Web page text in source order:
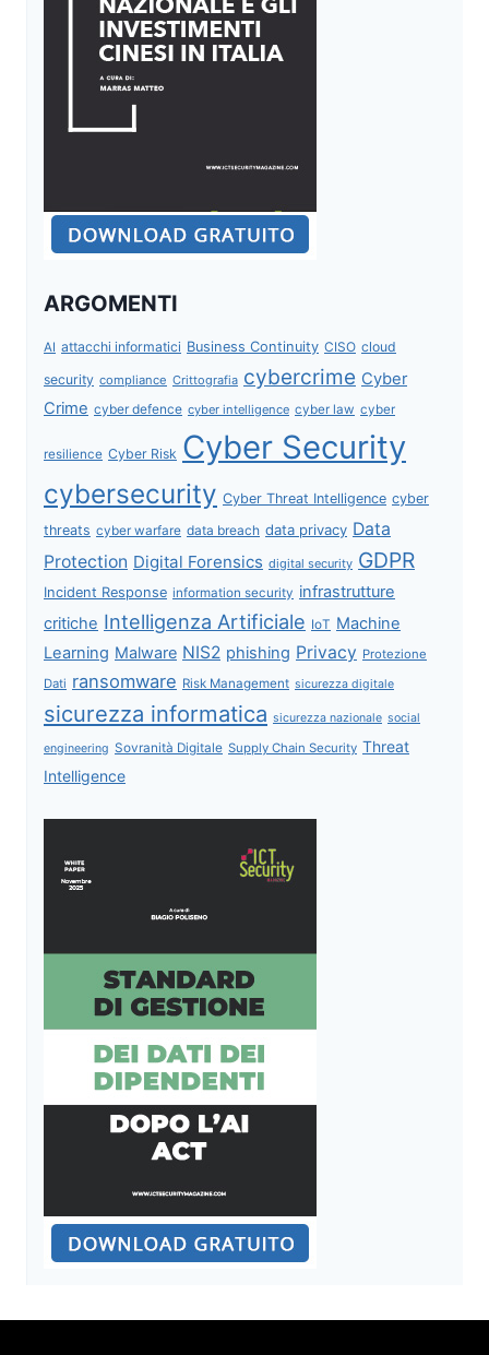
ARGOMENTI
AI attacchi informatici Business Continuity CISO cloud
security compliance Crittografia cybercrime Cyber
Crime cyber defence cyber intelligence cyber law cyber
resilience Cyber Risk Cyber Security
cybersecurity Cyber Threat Intelligence cyber
threats cyber warfare data breach data privacy Data
Protection Digital Forensics digital security GDPR
Incident Response information security infrastrutture
critiche Intelligenza Artificiale IoT Machine
Learning Malware NIS2 phishing Privacy Protezione
Dati ransomware Risk Management sicurezza digitale
sicurezza informatica sicurezza nazionale social
engineering Sovranità Digitale Supply Chain Security Threat
Intelligence